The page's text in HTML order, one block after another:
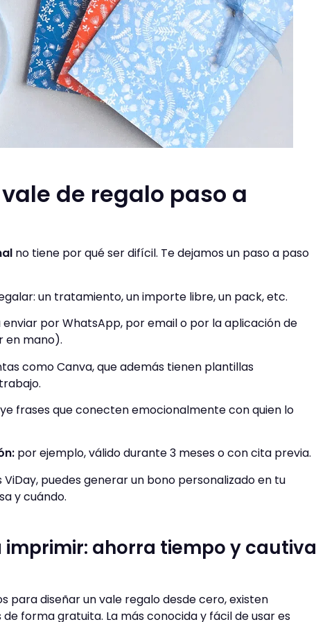
de regalo paso a
no tiene por qué ser difícil. Te dejamos un paso a paso
un tratamiento, un importe libre, un pack, etc.
por WhatsApp, por email o por la aplicación de
en mano).
como Canva, que además tienen plantillas
frases que conecten emocionalmente con quien lo
por ejemplo, válido durante 3 meses o con cita previa.
ViDay, puedes generar un bono personalizado en tu
y cuándo.
ahorra tiempo y cautiva
para diseñar un vale regalo desde cero, existen
forma gratuita. La más conocida y fácil de usar es